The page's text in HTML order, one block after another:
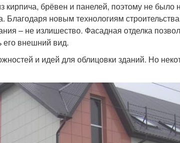
брёвен и панелей, поэтому не было
Благодаря новым технологиям
– не излишество. Фасадная отделка
внешний вид.
и идей для облицовки зданий. Но